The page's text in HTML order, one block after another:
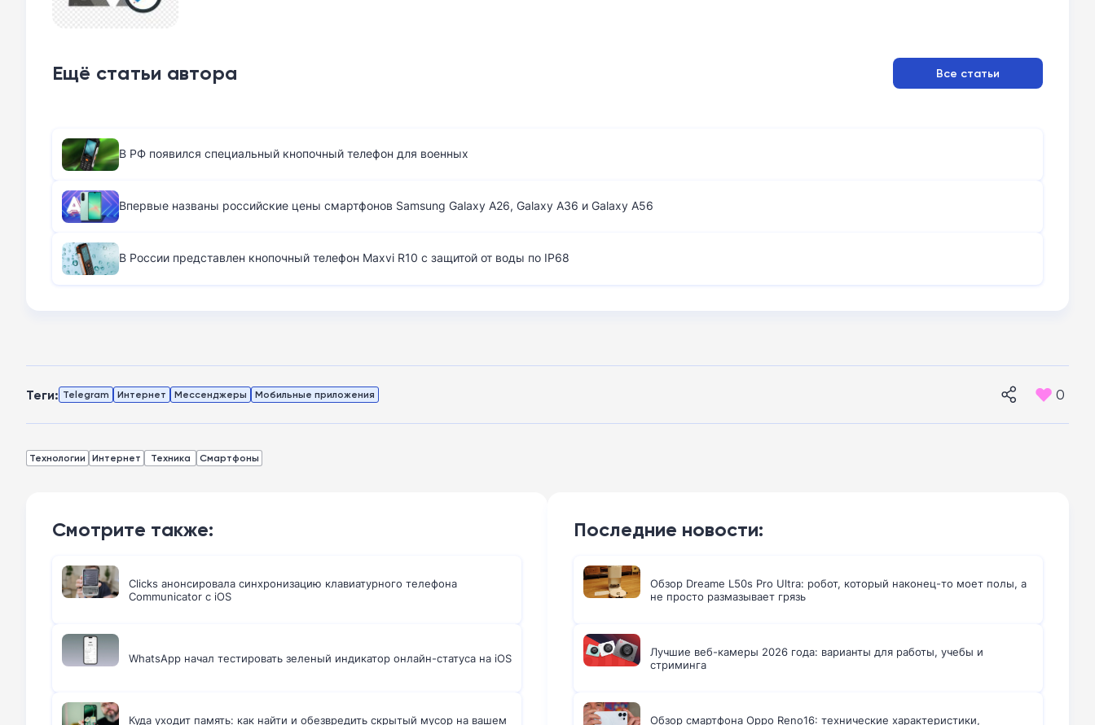
Ещё статьи автора Все статьи
В РФ появился специальный кнопочный телефон для военных
Впервые названы российские цены смартфонов Samsung Galaxy A26, Galaxy A36 и Galaxy A56
В России представлен кнопочный телефон Maxvi R10 с защитой от воды по IP68
Теги: Telegram Интернет Мессенджеры Мобильные приложения 0
Технологии Интернет Техника Смартфоны
Смотрите также:
Clicks анонсировала синхронизацию клавиатурного телефона
Communicator с iOS
WhatsApp начал тестировать зеленый индикатор онлайн-статуса на iOS
Куда уходит память: как найти и обезвредить скрытый мусор на вашем
Последние новости:
Обзор Dreame L50s Pro Ultra: робот, который наконец-то моет полы, а
не просто размазывает грязь
Лучшие веб-камеры 2026 года: варианты для работы, учебы и
стриминга
Обзор смартфона Oppo Reno16: технические характеристики,